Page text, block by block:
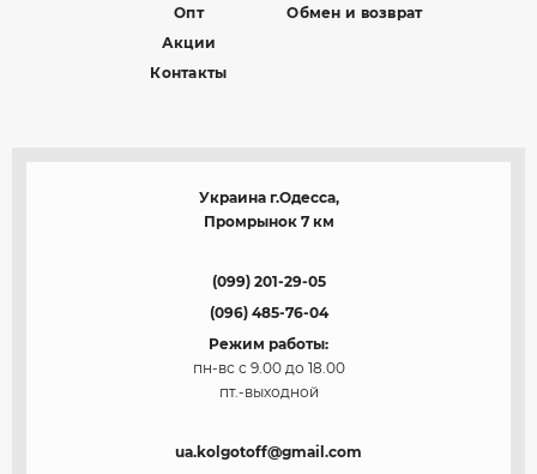
Опт
Акции
Контакты
Обмен и возврат
Украина г.Одесса,
Промрынок 7 км
(099) 201-29-05
(096) 485-76-04
Режим работы:
пн-вс с 9.00 до 18.00
пт.-выходной
ua.kolgotoff@gmail.com